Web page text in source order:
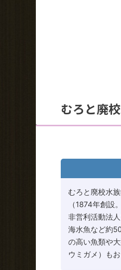
むろと廃
むろと廃校水
（1874年創
非営利活動法
海水魚など約
の高い魚類や
ウミガメ）も